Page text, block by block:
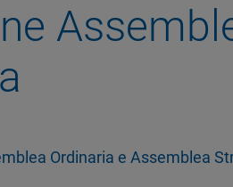
Ordinaria e Assemblea